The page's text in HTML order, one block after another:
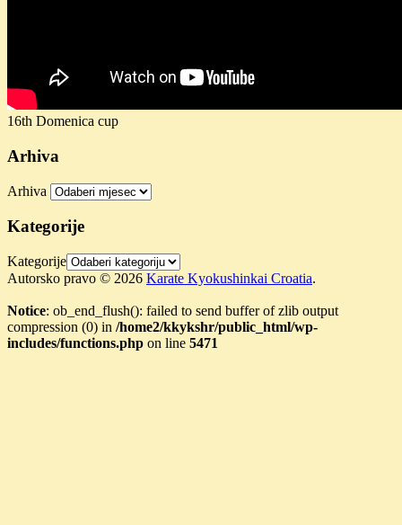
16th Domenica cup
Arhiva
Arhiva
Kategorije
Kategorije
Autorsko pravo © 2026 Karate Kyokushinkai Croatia.
Notice: ob_end_flush(): failed to send buffer of zlib output
compression (0) in /home2/kkykshr/public_html/wp-
includes/functions.php on line 5471